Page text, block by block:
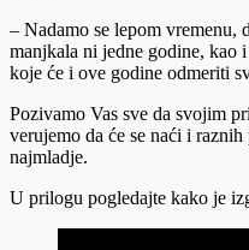
– Nadamo se lepom vremenu,
manjkala ni jedne godine, kao
koje će i ove godine odmeriti
Pozivamo Vas sve da svojim
verujemo da će se naći i
najmladje.
U prilogu pogledajte kako je